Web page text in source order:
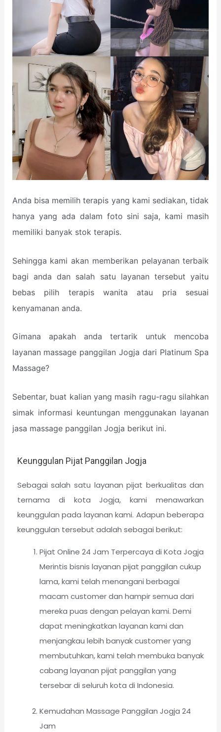
Anda bisa memilih terapis yang kami sediakan, tidak
hanya yang ada dalam foto sini saja, kami masih
memiliki banyak stok terapis.
Sehingga kami akan memberikan pelayanan terbaik
bagi anda dan salah satu layanan tersebut yaitu
bebas pilih terapis wanita atau pria sesuai
kenyamanan anda.
Gimana apakah anda tertarik untuk mencoba
layanan massage panggilan Jogja dari Platinum Spa
Massage?
Sebentar, buat kalian yang masih ragu-ragu silahkan
simak informasi keuntungan menggunakan layanan
jasa massage panggilan Jogja berikut ini.
Keunggulan Pijat Panggilan Jogja
Sebagai salah satu layanan pijat berkualitas dan
ternama di kota Jogja, kami menawarkan
keunggulan pada layanan kami. Adapun beberapa
keunggulan tersebut adalah sebagai berikut:
Pijat Online 24 Jam Terpercaya di Kota Jogja
Merintis bisnis layanan pijat panggilan cukup
lama, kami telah menangani berbagai
macam customer dan hampir semua dari
mereka puas dengan pelayan kami. Demi
dapat meningkatkan layanan kami dan
menjangkau lebih banyak customer yang
membutuhkan, kami telah membuka banyak
cabang layanan pijat panggilan yang
tersebar di seluruh kota di Indonesia.
Kemudahan Massage Panggilan Jogja 24
Jam